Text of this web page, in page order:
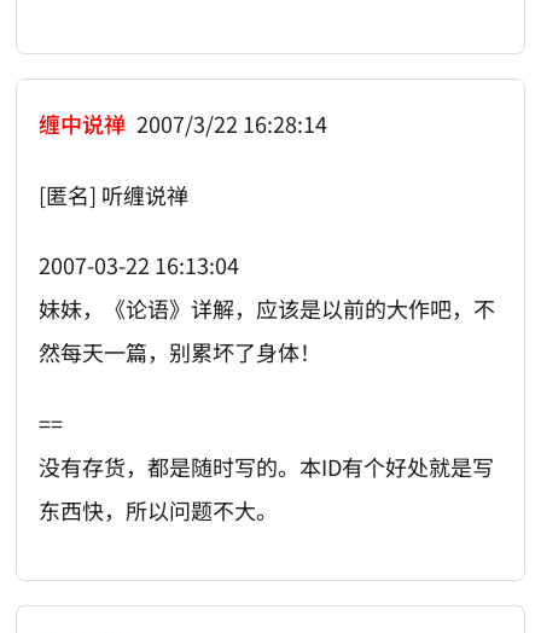
缠中说禅 2007/3/22 16:28:14
[匿名] 听缠说禅
2007-03-22 16:13:04
妹妹，《论语》详解，应该是以前的大作吧，不
然每天一篇，别累坏了身体！
==
没有存货，都是随时写的。本ID有个好处就是写
东西快，所以问题不大。